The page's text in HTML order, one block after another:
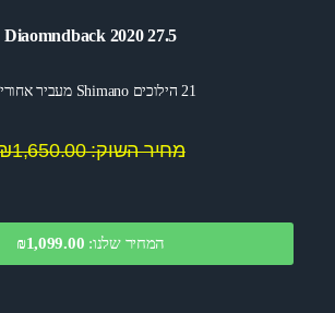
Diaomndback 2020 27.5
21 הילוכים Shimano מעביר אחורי…
מחיר השוק: ₪1,650.00
המחיר שלנו: ₪1,099.00